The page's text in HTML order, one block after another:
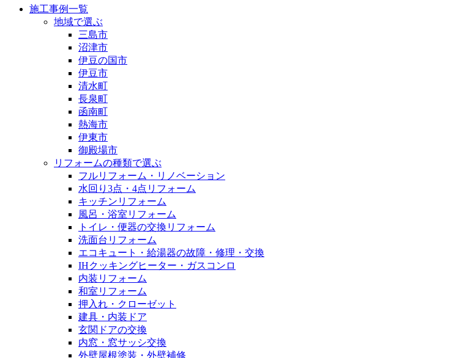
施工事例一覧
地域で選ぶ
三島市
沼津市
伊豆の国市
伊豆市
清水町
長泉町
函南町
熱海市
伊東市
御殿場市
リフォームの種類で選ぶ
フルリフォーム・リノベーション
水回り3点・4点リフォーム
キッチンリフォーム
風呂・浴室リフォーム
トイレ・便器の交換リフォーム
洗面台リフォーム
エコキュート・給湯器の故障・修理・交換
IHクッキングヒーター・ガスコンロ
内装リフォーム
和室リフォーム
押入れ・クローゼット
建具・内装ドア
玄関ドアの交換
内窓・窓サッシ交換
外壁屋根塗装・外壁補修